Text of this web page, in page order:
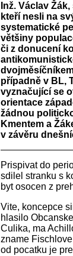
Inž. Václav
kteří nesli na
systematické
většiny
či z donucení
případně v BL,
vyznačující se
orientace
žádnou
Kmentem a
v závěru
Prispivat do
sdilel stranku s
byt osocen z
Vite, koncepce
hlasilo
Culika, ma
zname
od pocatku je